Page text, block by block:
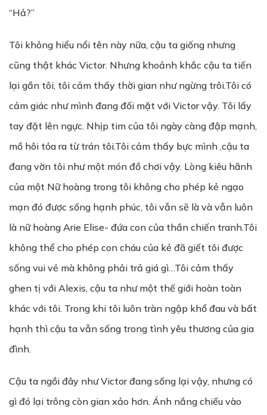
“Hả?”
Tôi không hiểu nổi tên này nữa, cậu ta giống nhưng
cũng thật khác Victor. Nhưng khoảnh khắc cậu ta tiến
lại gần tôi, tôi cảm thấy thời gian như ngừng trôi.Tôi có
cảm giác như mình đang đối mặt với Victor vậy. Tôi lấy
tay đặt lên ngực. Nhịp tim của tôi ngày càng đập mạnh,
mồ hôi tỏa ra từ trán tôi.Tôi cảm thấy bực mình ,cậu ta
đang vờn tôi như một món đồ chơi vậy. Lòng kiêu hãnh
của một Nữ hoàng trong tôi không cho phép kẻ ngạo
mạn đó được sống hạnh phúc, tôi vẫn sẽ là và vẫn luôn
là nữ hoàng Arie Elise- đứa con của thần chiến tranh.Tôi
không thể cho phép con cháu của kẻ đã giết tôi được
sống vui vẻ mà không phải trả giá gì…Tôi cảm thấy
ghen tị với Alexis, cậu ta như một thế giới hoàn toàn
khác với tôi. Trong khi tôi luôn tràn ngập khổ đau và bất
hạnh thì cậu ta vẫn sống trong tình yêu thương của gia
đình.
Cậu ta ngồi đây như Victor đang sống lại vậy, nhưng có
gì đó lại trông còn gian xảo hơn. Ánh nắng chiếu vào